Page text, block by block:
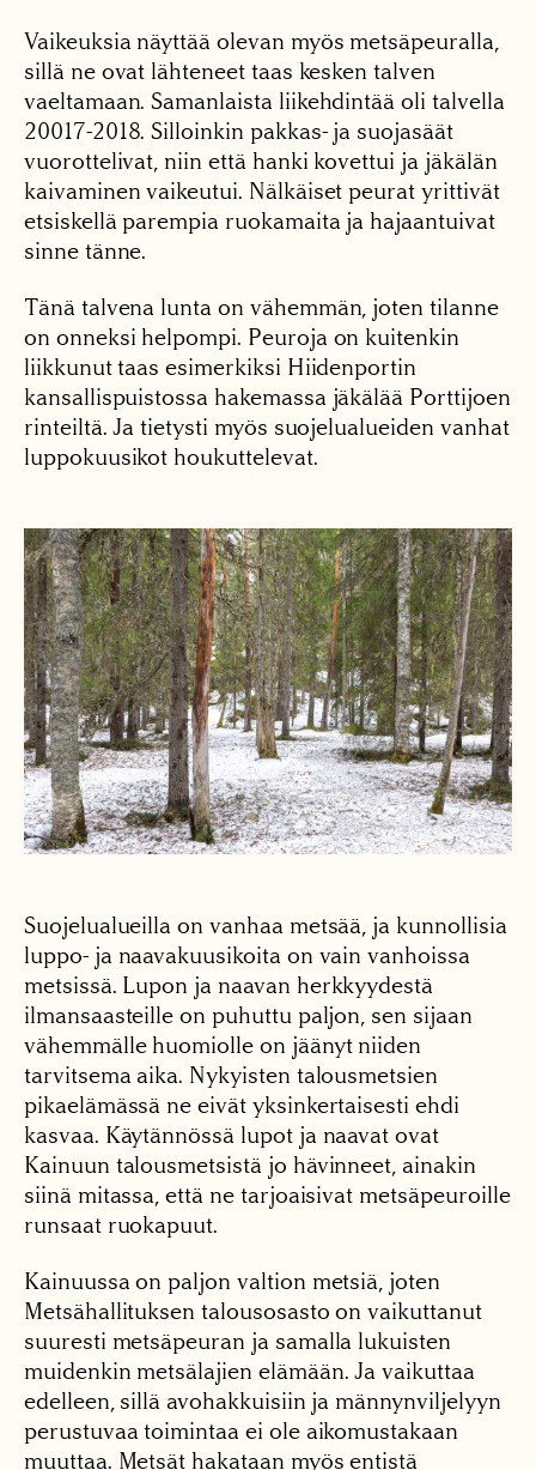
Vaikeuksia näyttää olevan myös metsäpeuralla,
sillä ne ovat lähteneet taas kesken talven
vaeltamaan. Samanlaista liikehdintää oli talvella
20017-2018. Silloinkin pakkas- ja suojasäät
vuorottelivat, niin että hanki kovettui ja jäkälän
kaivaminen vaikeutui. Nälkäiset peurat yrittivät
etsiskellä parempia ruokamaita ja hajaantuivat
sinne tänne.
Tänä talvena lunta on vähemmän, joten tilanne
on onneksi helpompi. Peuroja on kuitenkin
liikkunut taas esimerkiksi Hiidenportin
kansallispuistossa hakemassa jäkälää Porttijoen
rinteiltä. Ja tietysti myös suojelualueiden vanhat
luppokuusikot houkuttelevat.
Suojelualueilla on vanhaa metsää, ja kunnollisia
luppo- ja naavakuusikoita on vain vanhoissa
metsissä. Lupon ja naavan herkkyydestä
ilmansaasteille on puhuttu paljon, sen sijaan
vähemmälle huomiolle on jäänyt niiden
tarvitsema aika. Nykyisten talousmetsien
pikaelämässä ne eivät yksinkertaisesti ehdi
kasvaa. Käytännössä lupot ja naavat ovat
Kainuun talousmetsistä jo hävinneet, ainakin
siinä mitassa, että ne tarjoaisivat metsäpeuroille
runsaat ruokapuut.
Kainuussa on paljon valtion metsiä, joten
Metsähallituksen talousosasto on vaikuttanut
suuresti metsäpeuran ja samalla lukuisten
muidenkin metsälajien elämään. Ja vaikuttaa
edelleen, sillä avohakkuisiin ja männynviljelyyn
perustuvaa toimintaa ei ole aikomustakaan
muuttaa. Metsät hakataan myös entistä